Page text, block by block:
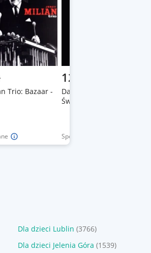
Trio: Bazaar -
Sponsorowane
125
Damian Syjonfam - Ten
Świat Jest Twój [Gold] *LP
Dla dzieci Lublin (3766)
Dla dzieci Jelenia Góra (1539)